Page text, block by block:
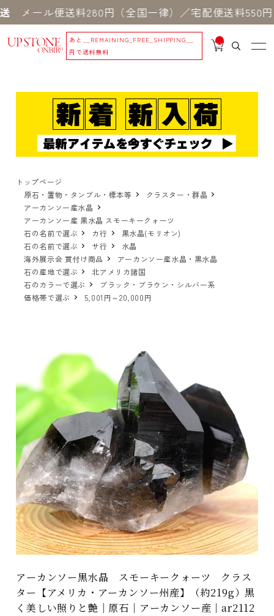
便送料280円（全国一律）／宅配便送料550円 ※一
あと
__REMAINING_FREE_SHIPPING__
円で送料無料
__
IT
_
トップページ
原石・置物・タンブル・標本等
クラスター・群晶
アーカンソー産水晶
アーカンソー産 黒水晶 スモーキークォーツ
石の名前で選ぶ
カ行
黒水晶(モリオン)
石の名前で選ぶ
サ行
水晶
海外展示会 買付け商品
アーカンソー産水晶・黒水晶
石の産地で選ぶ
北アメリカ諸国
石のカラーで選ぶ
ブラック・ブラウン・シルバー系
価格帯で選ぶ
5,001円～20,000円
アーカンソー黒水晶 スモーキークォーツ クラス
ター【アメリカ・アーカンソー州産】（約219g）黒
く美しい照りと艶｜原石｜アーカンソー産｜ar2112